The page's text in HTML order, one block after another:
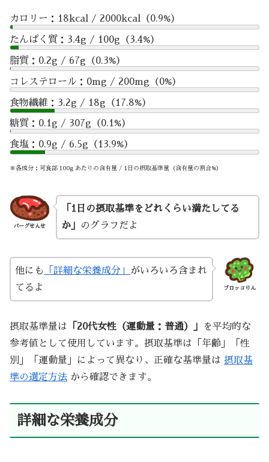
カロリー：18kcal / 2000kcal（0.9%）
たんぱく質：3.4g / 100g（3.4%）
脂質：0.2g / 67g（0.3%）
コレステロール：0mg / 200mg（0%）
食物繊維：3.2g / 18g（17.8%）
糖質：0.1g / 307g（0.1%）
食塩：0.9g / 6.5g（13.9%）
※各成分：可食部 100g あたりの含有量 / 1日の摂取基準量（含有量の割合%）
バーグせんせ
「1日の摂取基準をどれくらい満たしてる
か」
のグラフだよ
ブロッコりん
他にも 「詳細な栄養成分」
がいろいろ含まれ
てるよ
摂取基準量は 「20代女性（運動量：普通）」
を平均的な
参考値として使用しています。摂取基準は「年齢」「性
別」「運動量」によって異なり、正確な基準量は 摂取基
準の選定方法 から確認できます。
詳細な栄養成分